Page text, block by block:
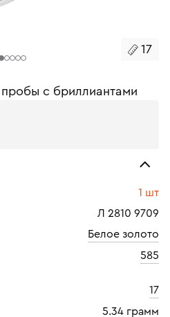
17
с бриллиантами
1 шт
Л 2810 9709
Белое золото
585
17
5.34 грамм